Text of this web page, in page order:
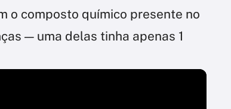
o composto químico presente no
— uma delas tinha apenas 1